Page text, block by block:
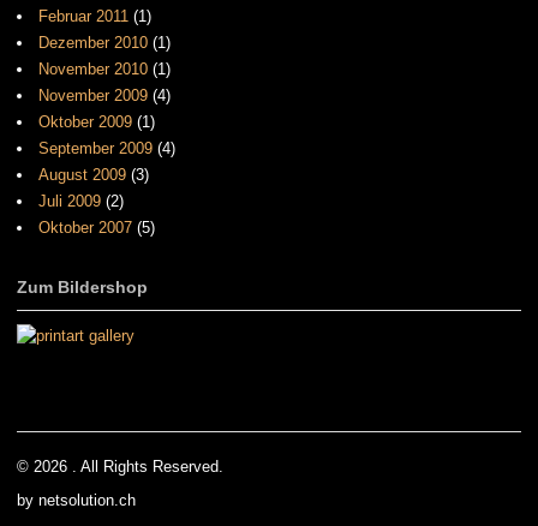
Februar 2011 (1)
Dezember 2010 (1)
November 2010 (1)
November 2009 (4)
Oktober 2009 (1)
September 2009 (4)
August 2009 (3)
Juli 2009 (2)
Oktober 2007 (5)
Zum Bildershop
© 2026 . All Rights Reserved.
by netsolution.ch